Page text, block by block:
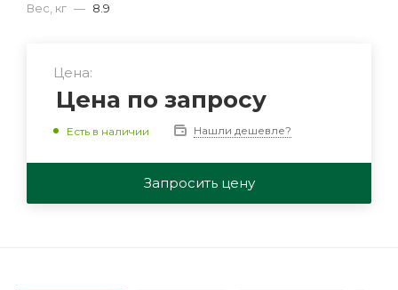
Вес, кг — 8.9
Цена:
Цена по запросу
Есть в наличии Нашли дешевле?
Запросить цену